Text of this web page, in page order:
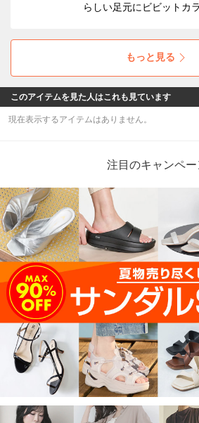
らしい足元にビビットカ
もっと見る
このアイテムを見た人はこれも見ています
現在表示するアイテムはありません。
注目のキャンペー